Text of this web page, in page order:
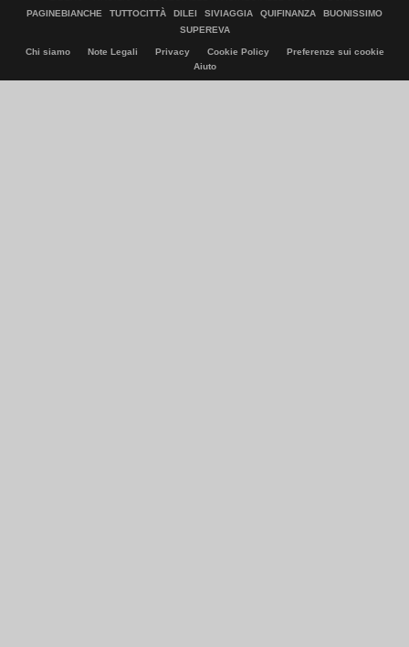
PAGINEBIANCHE
TUTTOCITTÀ DILEI SIVIAGGIA QUIFINANZA
BUONISSIMO
SUPEREVA
Chi siamo Note Legali Privacy Cookie Policy
Preferenze sui cookie
Aiuto